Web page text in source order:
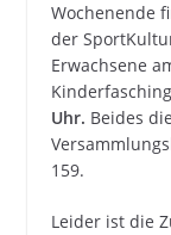
Wochenende
der
Erwachsene
Uhr. Beides
159.
Leider ist die